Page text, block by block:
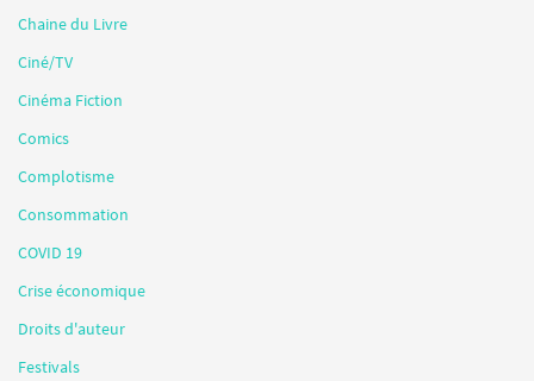
Chaine du Livre
Ciné/TV
Cinéma Fiction
Comics
Complotisme
Consommation
COVID 19
Crise économique
Droits d'auteur
Festivals